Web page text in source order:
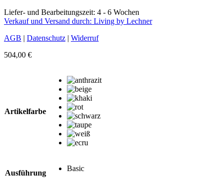
Liefer- und Bearbeitungszeit: 4 - 6 Wochen
Verkauf und Versand durch: Living by Lechner
AGB | Datenschutz | Widerruf
504,00 €
Artikelfarbe
Ausführung
Basic